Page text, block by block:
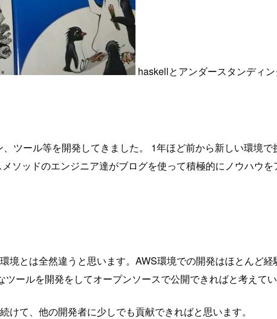
haskellとアンダースタンディ
ツール等を開発してきました。 1年ほど前から新しい環境
ソッドのエンジニア達がブログを使って積極的にノウハウ
境とは全然違うと思います。AWS環境での開発はほとんど
ールを開発をしてオープンソースで公開できればと考えてい
て、他の開発者に少しでも貢献できればと思います。